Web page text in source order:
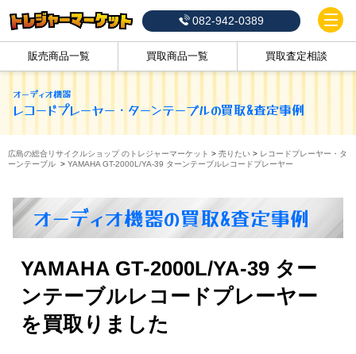
082-942-0389
販売商品一覧 買取商品一覧 買取査定相談
オーディオ機器
レコードプレーヤー・ターンテーブルの買取&査定事例
広島の総合リサイクルショップ のトレジャーマーケット > 売りたい > レコードプレーヤー・タ
ーンテーブル > YAMAHA GT-2000L/YA-39 ターンテーブルレコードプレーヤー
オーディオ機器の買取&査定事例
YAMAHA GT-2000L/YA-39 ター
ンテーブルレコードプレーヤー
を買取りました